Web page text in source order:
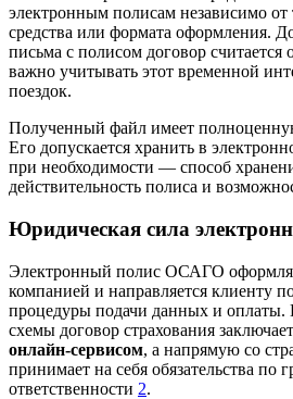
электронным полисам независимо от
средства или формата оформления.
письма с полисом договор
важно учитывать этот временной
поездок.
Полученный файл имеет
Его допускается хранить в
при необходимости — способ
действительность полиса и
Юридическая сила
Электронный полис ОСАГО
компанией и направляется клиенту
процедуры подачи данных и оплаты.
схемы договор страхования
онлайн‑сервисом, а напрямую со
принимает на себя обязательства по
ответственности 2.